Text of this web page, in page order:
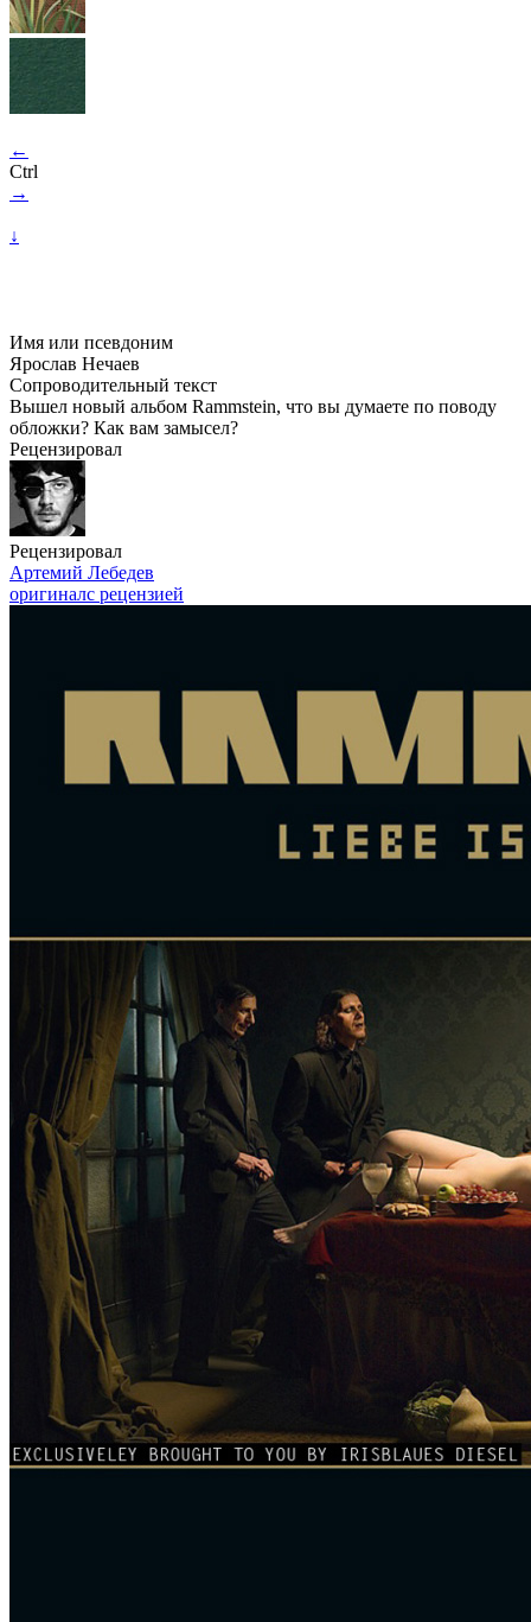
←
Ctrl
→
↓
Имя или псевдоним
Ярослав Нечаев
Сопроводительный текст
Вышел новый альбом Rammstein, что вы думаете по поводу
обложки? Как вам замысел?
Рецензировал
Рецензировал
Артемий Лебедев
оригиналс рецензией